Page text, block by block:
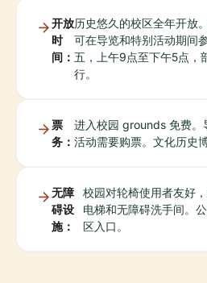
开放
时
间：
历史悠久的校区全年开放
可在导览和特别活动期间
五，上午9点至下午5点，
行。
票
务：
进入校园 grounds 免费。
活动需要购票。文化历史
无障
碍设
施：
校园对轮椅使用者友好
电梯和无障碍洗手间。
区入口。